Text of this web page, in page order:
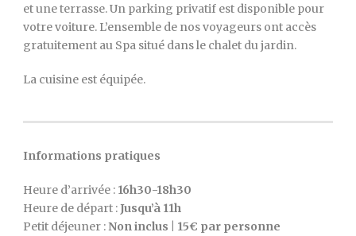
et une terrasse. Un parking privatif est disponible pour
votre voiture. L’ensemble de nos voyageurs ont accès
gratuitement au Spa situé dans le chalet du jardin.
La cuisine est équipée.
Informations pratiques
Heure d’arrivée : 16h30-18h30
Heure de départ :Jusqu’à 11h
Petit déjeuner :Non inclus | 15€ par personne